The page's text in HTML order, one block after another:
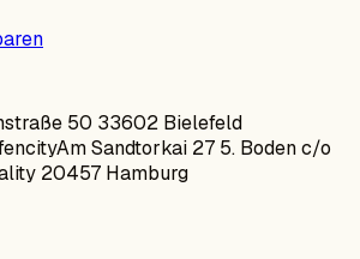
50 33602 Bielefeld
Am Sandtorkai 27 5. Boden c/o
20457 Hamburg